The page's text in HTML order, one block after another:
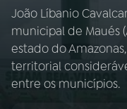
João Líbanio
municipal de Maués
estado do
territorial
entre os municípios.